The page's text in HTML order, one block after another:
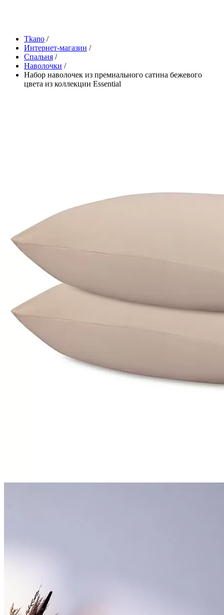
Tkano /
Интернет-магазин /
Спальня /
Наволочки /
Набор наволочек из премиального сатина бежевого
цвета из коллекции Essential